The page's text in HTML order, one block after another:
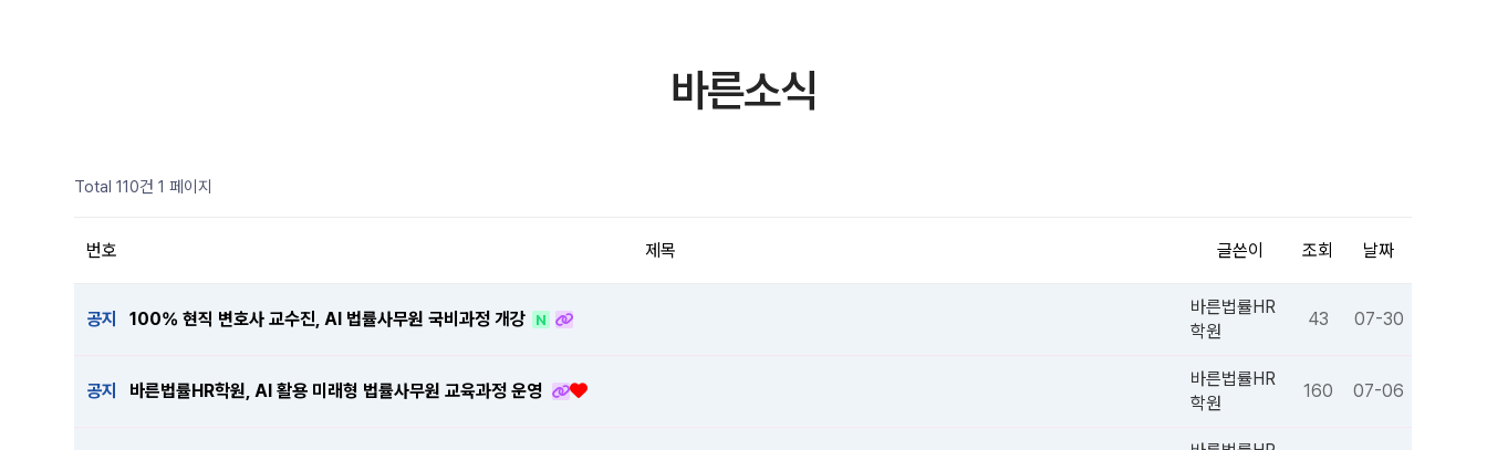
바른소식
Total 110건 1 페이지
번호 제목 글쓴이 조회 날짜
공지 100% 현직 변호사 교수진, AI 법률사무원 국비과정 개강 N
바른법률HR
학원
43 07-30
공지 바른법률HR학원, AI 활용 미래형 법률사무원 교육과정 운영
바른법률HR
학원
160 07-06